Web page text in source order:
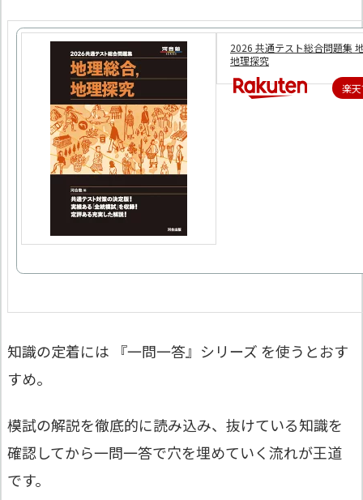
2026 共通テスト総合問題集
地理探究
楽
知識の定着には 『一問一答』シリーズ を使うとおす
すめ。
模試の解説を徹底的に読み込み、抜けている知識を
確認してから一問一答で穴を埋めていく流れが王道
です。